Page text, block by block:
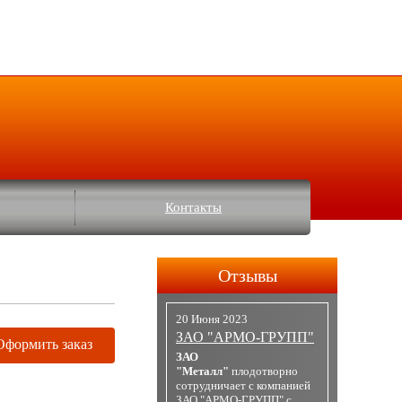
Контакты
заказ
Отзывы
20 Июня 2023
ЗАО "АРМО-ГРУПП"
ЗАО
"Металл" плодотворно
сотрудничает с компанией